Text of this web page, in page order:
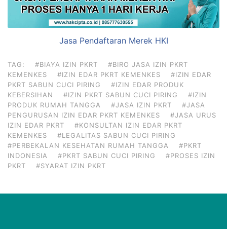
Jasa Pendaftaran Merek HKI
TAG: #BIAYA IZIN PKRT
#BIRO JASA IZIN PKRT
KEMENKES
#IZIN EDAR PKRT KEMENKES
#IZIN EDAR
PKRT SABUN CUCI PIRING
#IZIN EDAR PRODUK
KEBERSIHAN
#IZIN PKRT SABUN CUCI PIRING
#IZIN
PRODUK RUMAH TANGGA
#JASA IZIN PKRT
#JASA
PENGURUSAN IZIN EDAR PKRT KEMENKES
#JASA URUS
IZIN EDAR PKRT
#KONSULTAN IZIN EDAR PKRT
KEMENKES
#LEGALITAS SABUN CUCI PIRING
#PERBEKALAN KESEHATAN RUMAH TANGGA
#PKRT
INDONESIA
#PKRT SABUN CUCI PIRING
#PROSES IZIN
PKRT
#SYARAT IZIN PKRT